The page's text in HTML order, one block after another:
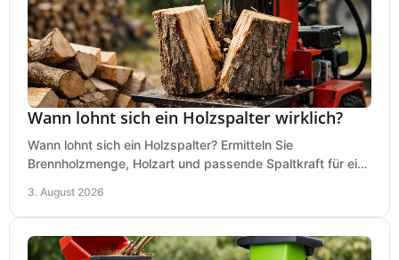
Wann lohnt sich ein Holzspalter wirklich?
Wann lohnt sich ein Holzspalter? Ermitteln Sie
Brennholzmenge, Holzart und passende Spaltkraft für eine
3. August 2026